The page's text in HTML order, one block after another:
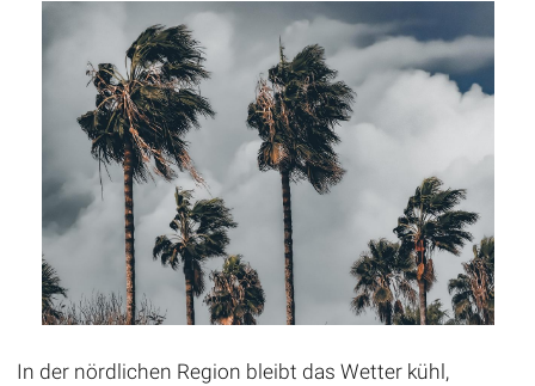
In der nördlichen Region bleibt das Wetter kühl,